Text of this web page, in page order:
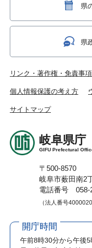
県
県
リンク・著作権・免責事項
個人情報保護の考え方
サイトマップ
岐阜県庁
GIFU Prefectural
〒500-8570
岐阜市薮田南2
電話番号 058-
（法人番号
開庁時間
午前8時30分から午後